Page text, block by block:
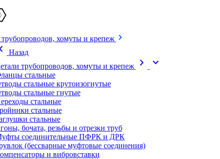
трубопроводов, хомуты и крепеж
Назад
трубопроводов, хомуты и крепеж
chevron_right expand_more
стальные
стальные крутоизогнутые
стальные гнутые
стальные
стальные
стальные
бочата, резьбы и отрезки труб
соединительные ПФРК и ДРК
(бессварные муфтовые соединения)
и вибровставки